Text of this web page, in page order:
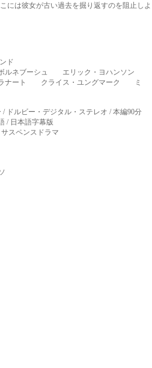
には彼女が古い過去を掘り返すのを阻止しよ
ド
ルネブーシュ エリック・ヨハンソン
ト クライス・ユングマーク ミ
ドルビー・デジタル・ステレオ / 本編90分
本語字幕版
スペンスドラマ